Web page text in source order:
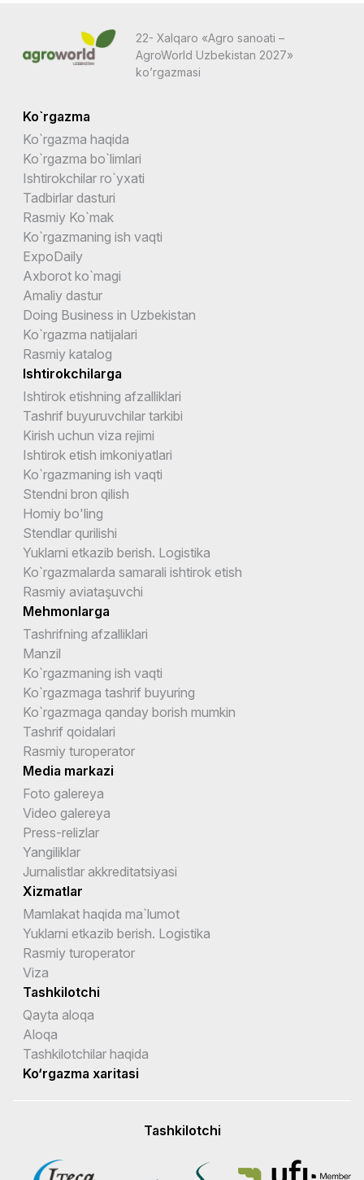
22- Xalqaro «Agro sanoati –
AgroWorld Uzbekistan 2027»
ko’rgazmasi
Ko`rgazma
Ko`rgazma haqida
Ko`rgazma bo`limlari
Ishtirokchilar ro`yxati
Tadbirlar dasturi
Rasmiy Ko`mak
Ko`rgazmaning ish vaqti
ExpoDaily
Axborot ko`magi
Amaliy dastur
Doing Business in Uzbekistan
Ko`rgazma natijalari
Rasmiy katalog
Ishtirokchilarga
Ishtirok etishning afzalliklari
Tashrif buyuruvchilar tarkibi
Kirish uchun viza rejimi
Ishtirok etish imkoniyatlari
Ko`rgazmaning ish vaqti
Stendni bron qilish
Homiy bo'ling
Stendlar qurilishi
Yuklarni etkazib berish. Logistika
Ko`rgazmalarda samarali ishtirok etish
Rasmiy aviataşuvchi
Mehmonlarga
Tashrifning afzalliklari
Manzil
Ko`rgazmaning ish vaqti
Ko`rgazmaga tashrif buyuring
Ko`rgazmaga qanday borish mumkin
Tashrif qoidalari
Rasmiy turoperator
Media markazi
Foto galereya
Video galereya
Press-relizlar
Yangiliklar
Jurnalistlar akkreditatsiyasi
Xizmatlar
Mamlakat haqida ma`lumot
Yuklarni etkazib berish. Logistika
Rasmiy turoperator
Viza
Tashkilotchi
Qayta aloqa
Aloqa
Tashkilotchilar haqida
Ko‘rgazma xaritasi
Tashkilotchi